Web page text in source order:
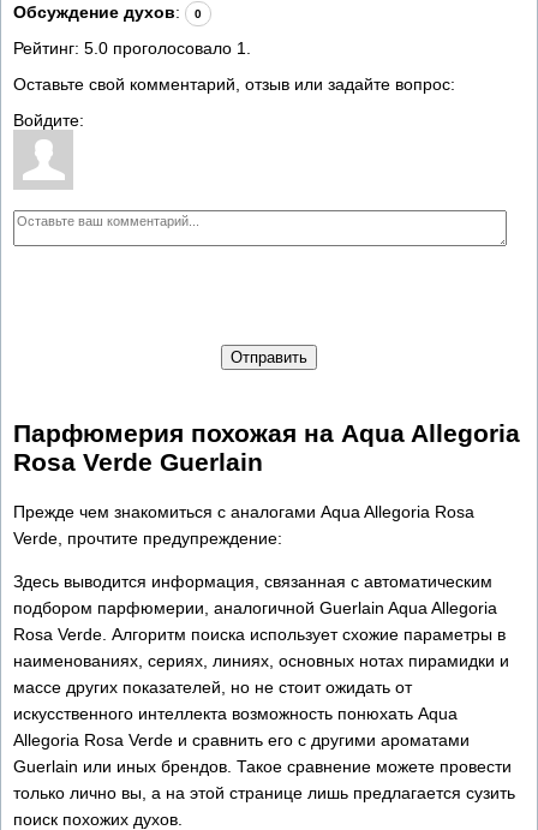
Обсуждение духов: 0
Рейтинг: 5.0 проголосовало 1
Оставьте свой комментарий, отзыв или задайте вопрос:
Войдите:
Отправить
Парфюмерия похожая на Aqua Allegoria
Rosa Verde Guerlain
Прежде чем знакомиться с аналогами Aqua Allegoria Rosa
Verde, прочтите предупреждение:
Здесь выводится информация, связанная с автоматическим
подбором парфюмерии, аналогичной Guerlain Aqua Allegoria
Rosa Verde. Алгоритм поиска использует схожие параметры в
наименованиях, сериях, линиях, основных нотах пирамидки и
массе других показателей, но не стоит ожидать от
искусственного интеллекта возможность понюхать Aqua
Allegoria Rosa Verde и сравнить его с другими ароматами
Guerlain или иных брендов. Такое сравнение можете провести
только лично вы, а на этой странице лишь предлагается сузить
поиск похожих духов.